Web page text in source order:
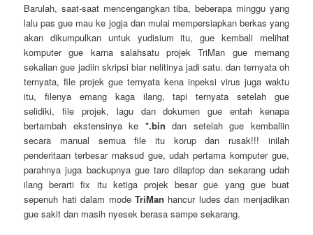
Barulah, saat-saat mencengangkan tiba, beberapa minggu yang
lalu pas gue mau ke jogja dan mulai mempersiapkan berkas yang
akan dikumpulkan untuk yudisium itu, gue kembali melihat
komputer gue karna salahsatu projek TriMan gue memang
sekalian gue jadiin skripsi biar nelitinya jadi satu. dan ternyata oh
ternyata, file projek gue ternyata kena inpeksi virus juga waktu
itu, filenya emang kaga ilang, tapi ternyata setelah gue
selidiki, file projek, lagu dan dokumen gue entah kenapa
bertambah ekstensinya ke *.bindan setelah gue kembaliin
secara manual semua file itu korup dan rusak!!! inilah
penderitaan terbesar maksud gue, udah pertama komputer gue,
parahnya juga backupnya gue taro dilaptop dan sekarang udah
ilang berarti fix itu ketiga projek besar gue yang gue buat
sepenuh hati dalam mode TriMan hancur ludes dan menjadikan
gue sakit dan masih nyesek berasa sampe sekarang.